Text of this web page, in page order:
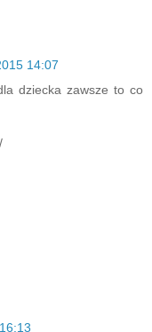
14:07
dziecka zawsze to co